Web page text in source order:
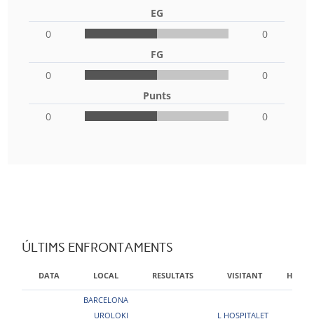
EG
0
0
FG
0
0
Punts
0
0
ÚLTIMS ENFRONTAMENTS
DATA LOCAL RESULTATS VISITANT HORA
BARCELONA
UROLOKI
L HOSPITALET